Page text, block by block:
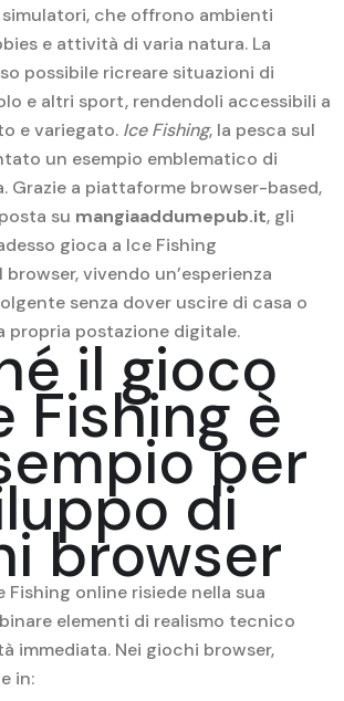
che offrono ambienti
e attività di varia natura. La
possibile ricreare situazioni di
e altri sport, rendendoli accessibili a
e variegato. Ice Fishing, la pesca sul
un esempio emblematico di
Grazie a piattaforme browser-based,
su mangiaaddumepub.it, gli
gioca a Ice Fishing
vivendo un’esperienza
senza dover uscire di casa o
propria postazione digitale.
il gioco
Fishing è
per
di
browser
Fishing online risiede nella sua
elementi di realismo tecnico
immediata. Nei giochi browser,
in: